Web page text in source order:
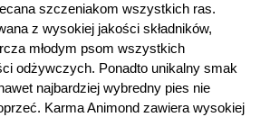
szczeniakom wszystkich ras.
z wysokiej jakości składników,
młodym psom wszystkich
odżywczych. Ponadto unikalny smak
najbardziej wybredny pies nie
Karma Animond zawiera wysokiej